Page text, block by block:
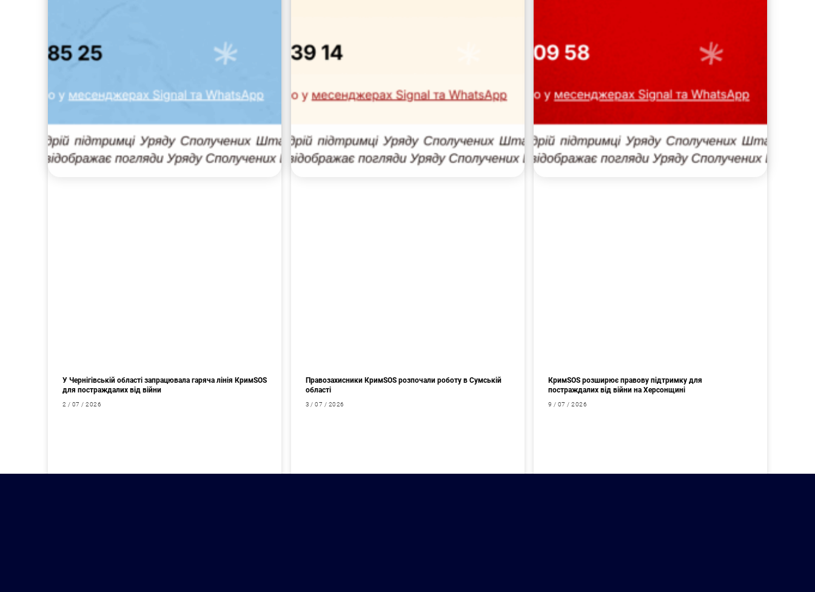
У Чернігівській області запрацювала гаряча лінія КримSOS
для постраждалих від війни
2 / 07 / 2026
Правозахисники КримSOS розпочали роботу в Сумській
області
3 / 07 / 2026
КримSOS розширює правову підтримку для
постраждалих від війни на Херсонщині
9 / 07 / 2026